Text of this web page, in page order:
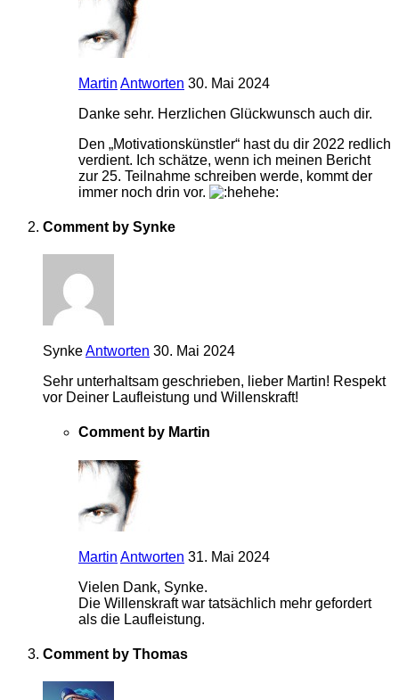
Martin Antworten 30. Mai 2024
Danke sehr. Herzlichen Glückwunsch auch dir.
Den „Motivationskünstler“ hast du dir 2022 redlich
verdient. Ich schätze, wenn ich meinen Bericht
zur 25. Teilnahme schreiben werde, kommt der
immer noch drin vor.
Comment by Synke
SynkeAntworten 30. Mai 2024
Sehr unterhaltsam geschrieben, lieber Martin! Respekt
vor Deiner Laufleistung und Willenskraft!
Comment by Martin
Martin Antworten 31. Mai 2024
Vielen Dank, Synke.
Die Willenskraft war tatsächlich mehr gefordert
als die Laufleistung.
Comment by Thomas